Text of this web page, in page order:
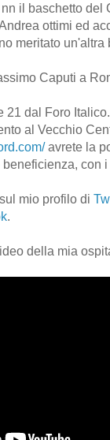
il baschetto del
ottimi ed
meritato un'altra
Caputi a
21 dal Foro
al Vecchio
avrete la
con
mio profilo di
.
della mia